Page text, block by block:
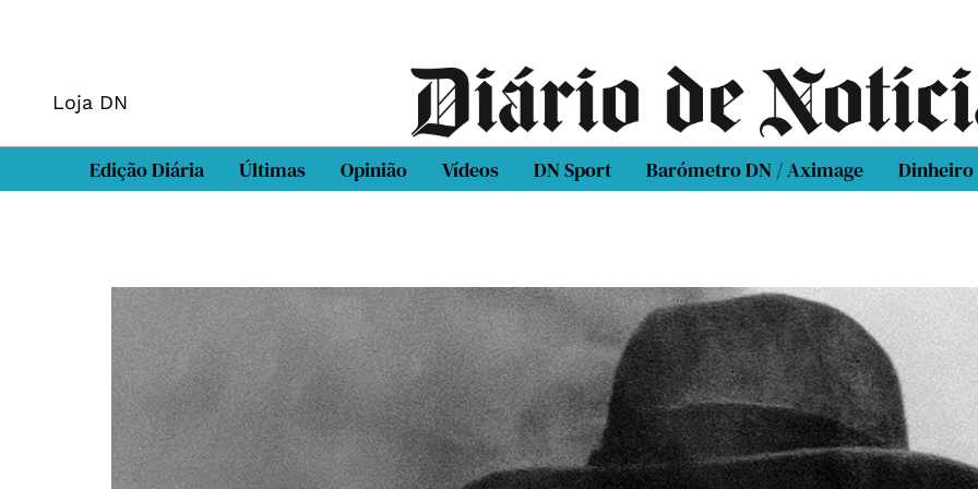
Loja DN
Edição Diária Últimas Opinião Vídeos DN Sport Barómetro DN / Aximage Dinheiro